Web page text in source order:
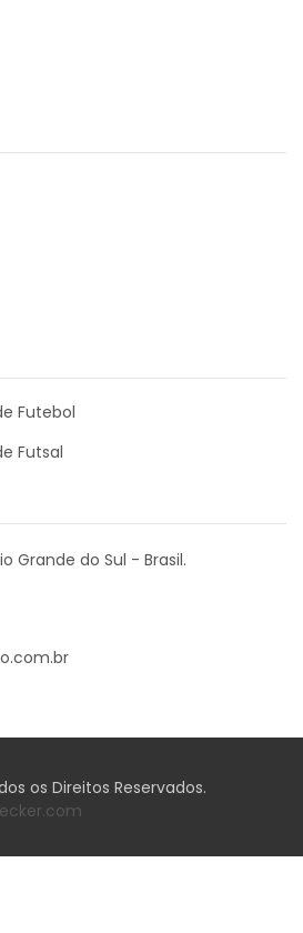
Futebol
Futsal
Grande do Sul - Brasil.
os Direitos Reservados.